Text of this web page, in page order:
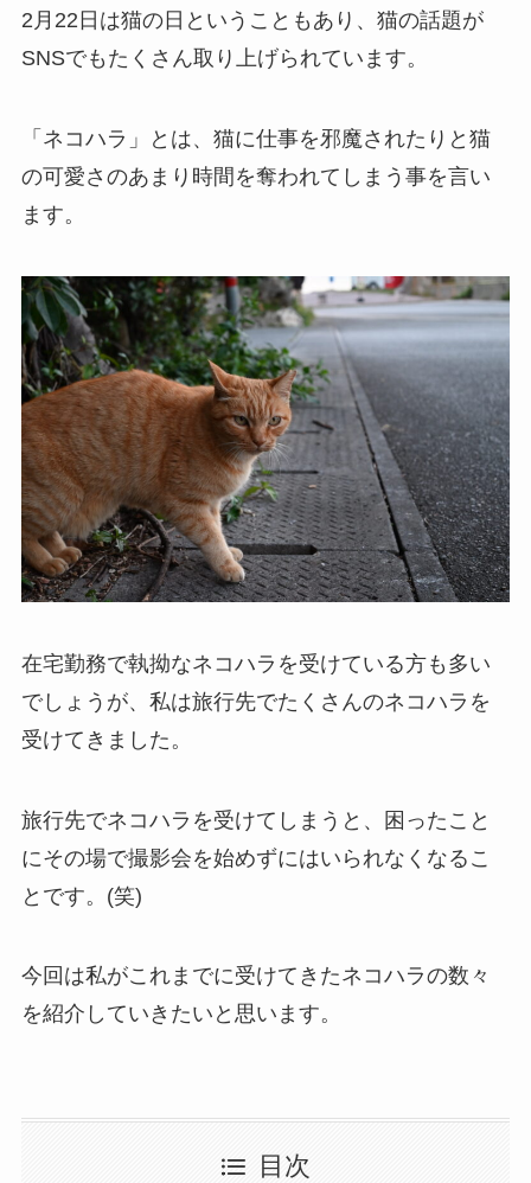
2月22日は猫の日ということもあり、猫の話題が
SNSでもたくさん取り上げられています。
「ネコハラ」とは、猫に仕事を邪魔されたりと猫
の可愛さのあまり時間を奪われてしまう事を言い
ます。
在宅勤務で執拗なネコハラを受けている方も多い
でしょうが、私は旅行先でたくさんのネコハラを
受けてきました。
旅行先でネコハラを受けてしまうと、困ったこと
にその場で撮影会を始めずにはいられなくなるこ
とです。(笑)
今回は私がこれまでに受けてきたネコハラの数々
を紹介していきたいと思います。
目次